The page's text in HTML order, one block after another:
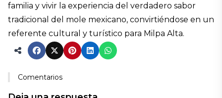
familia y vivir la experiencia del verdadero sabor
tradicional del mole mexicano, convirtiéndose en un
referente cultural y turístico para Milpa Alta.
Comentarios